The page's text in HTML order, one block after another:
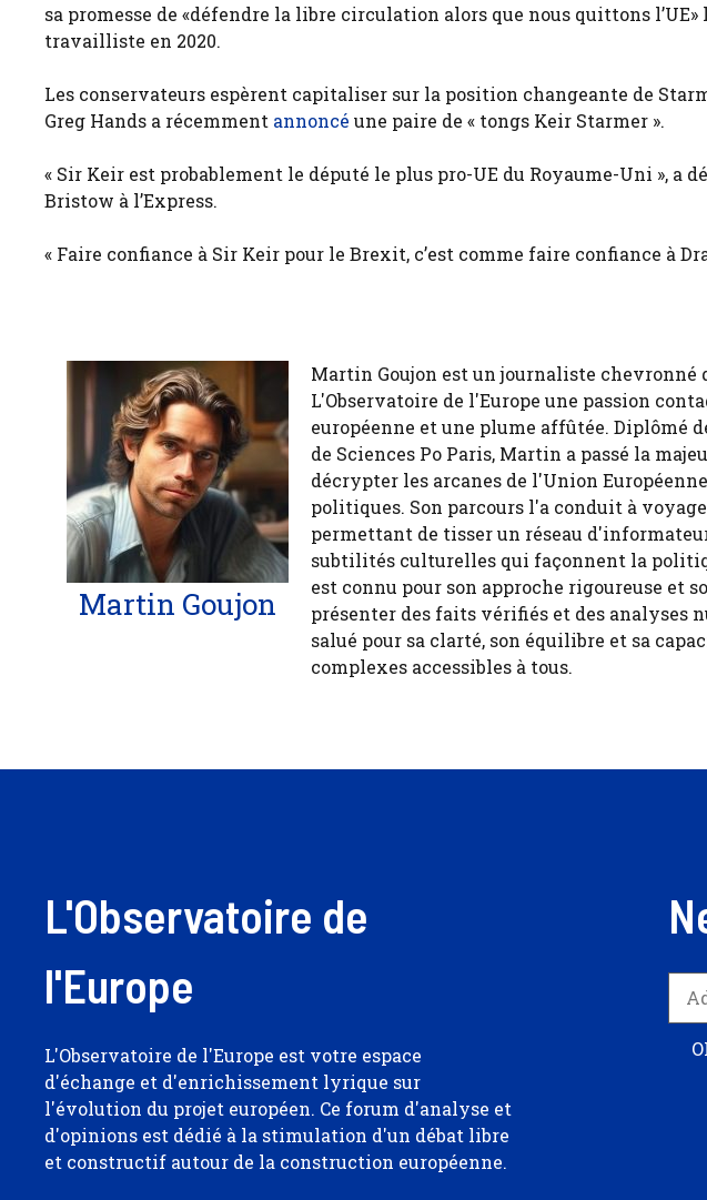
sa promesse de «défendre la libre circulation alors que nous quittons
travailliste en 2020.
Les conservateurs espèrent capitaliser sur la position changeante de
Greg Hands a récemment annoncé une paire de « tongs Keir Starmer ».
« Sir Keir est probablement le député le plus pro-UE du Royaume-Uni », a
Bristow à l’Express.
« Faire confiance à Sir Keir pour le Brexit, c’est comme faire confiance à
Martin Goujon
Martin Goujon est un journaliste chevronné
L'Observatoire de l'Europe une passion
européenne et une plume affûtée. Diplômé
de Sciences Po Paris, Martin a passé la
décrypter les arcanes de l'Union
politiques. Son parcours l'a conduit à
permettant de tisser un réseau
subtilités culturelles qui façonnent la
est connu pour son approche rigoureuse et
présenter des faits vérifiés et des analyses
salué pour sa clarté, son équilibre et sa
complexes accessibles à tous.
L'Observatoire de
l'Europe
L'Observatoire de l'Europe est votre espace
d'échange et d'enrichissement lyrique sur
l'évolution du projet européen. Ce forum d'analyse et
d'opinions est dédié à la stimulation d'un débat libre
et constructif autour de la construction européenne.